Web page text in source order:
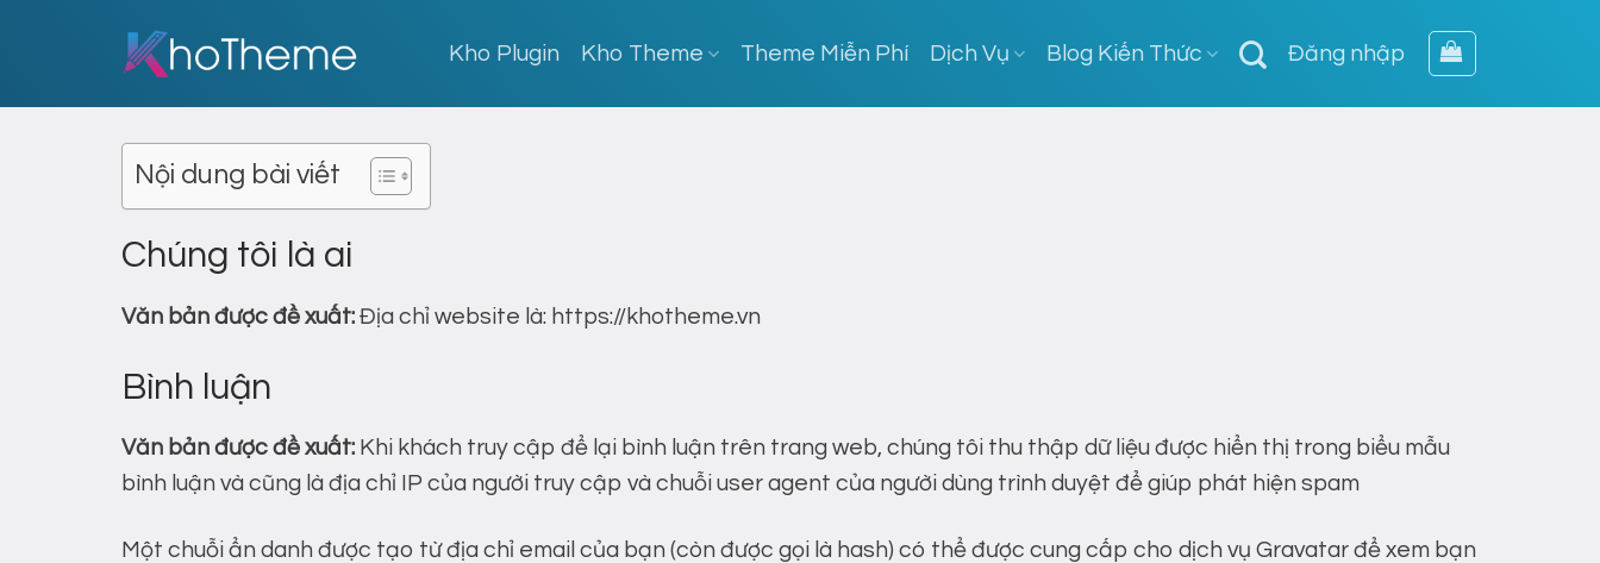
Kho Plugin Kho Theme Theme Miễn Phí Dịch Vụ Blog Kiến Thức Đăng nhập
Nội dung bài viết
Chúng tôi là ai
Văn bản được đề xuất: Địa chỉ website là: https://khotheme.vn
Bình luận
Văn bản được đề xuất: Khi khách truy cập để lại bình luận trên trang web, chúng tôi thu thập dữ liệu được hiển thị trong biểu mẫu
bình luận và cũng là địa chỉ IP của người truy cập và chuỗi user agent của người dùng trình duyệt để giúp phát hiện spam
Một chuỗi ẩn danh được tạo từ địa chỉ email của bạn (còn được gọi là hash) có thể được cung cấp cho dịch vụ Gravatar để xem bạn